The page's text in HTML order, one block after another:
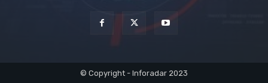
© Copyright - Inforadar 2023